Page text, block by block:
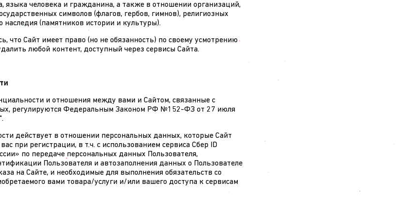
языка человека и гражданина, а также в отношении организаций,
символов (флагов, гербов, гимнов), религиозных
наследия (памятников истории и культуры).
что Сайт имеет право (но не обязанность) по своему усмотрению
любой контент, доступный через сервисы Сайта.
и отношения между вами и Сайтом, связанные с
регулируются Федеральным Законом РФ №152-ФЗ от 27 июля
действует в отношении персональных данных, которые Сайт
при регистрации, в т.ч. с использованием сервиса Сбер ID
по передаче персональных данных Пользователя,
Пользователя и автозаполнения данных о Пользователе
на Сайте, и необходимые для выполнения обязательств со
вами товара/услуги и/или вашего доступа к сервисам